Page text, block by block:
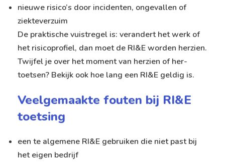
nieuwe risico’s door incidenten, ongevallen of
ziekteverzuim
De praktische vuistregel is: verandert het werk of
het risicoprofiel, dan moet de RI&E worden herzien.
Twijfel je over het moment van herzien of her-
toetsen? Bekijk ook hoe lang een RI&E geldig is.
Veelgemaakte fouten bij RI&E
toetsing
een te algemene RI&E gebruiken die niet past bij
het eigen bedrijf